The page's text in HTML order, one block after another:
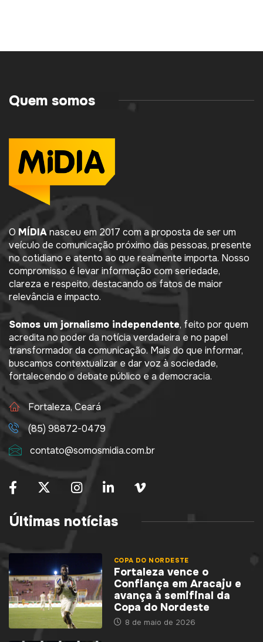
Quem somos
O MÍDIAnasceu em 2017 com a proposta de ser um
veículo de comunicação próximo das pessoas, presente
no cotidiano e atento ao que realmente importa. Nosso
compromisso é levar informação com seriedade,
clareza e respeito, destacando os fatos de maior
relevância e impacto.
Somos um jornalismo independente, feito por quem
acredita no poder da notícia verdadeira e no papel
transformador da comunicação. Mais do que informar,
buscamos contextualizar e dar voz à sociedade,
fortalecendo o debate público e a democracia.
Fortaleza, Ceará
(85) 98872-0479
contato@somosmidia.com.br
Últimas notícias
COPA DO NORDESTE
Fortaleza vence o
Confiança em Aracaju e
avança à semifinal da
Copa do Nordeste
8 de maio de 2026